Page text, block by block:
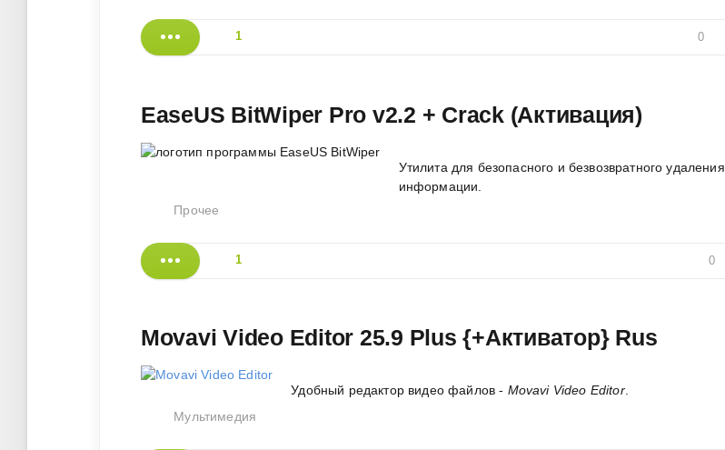
1 0
EaseUS BitWiper Pro v2.2 + Crack (Активация)
Утилита для безопасного и безвозвратного удаления
информации.
Прочее
1 0
Movavi Video Editor 25.9 Plus {+Активатор} Rus
Удобный редактор видео файлов - Movavi Video Editor.
Мультимедия